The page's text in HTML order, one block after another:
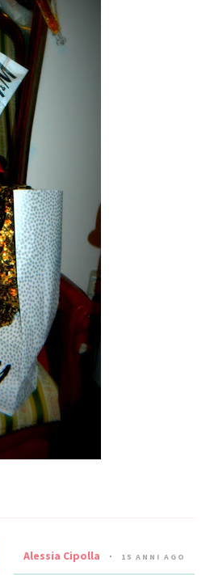
Alessia Cipolla 15 ANNI AGO